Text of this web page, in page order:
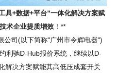
具+数据+平台"一体化解决方案赋
术企业提质增效 ！**
公司(以下简称"广州市令辉电器")
利驰D-Hub报价系统，继续以D-
解决方案赋能其高低压成套开关